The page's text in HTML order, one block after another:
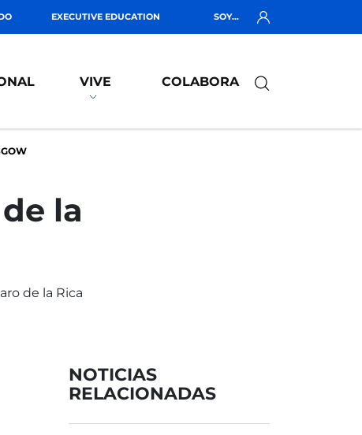
EXECUTIVE EDUCATION SOY...
VIVE COLABORA
la
NOTICIAS
RELACIONADAS